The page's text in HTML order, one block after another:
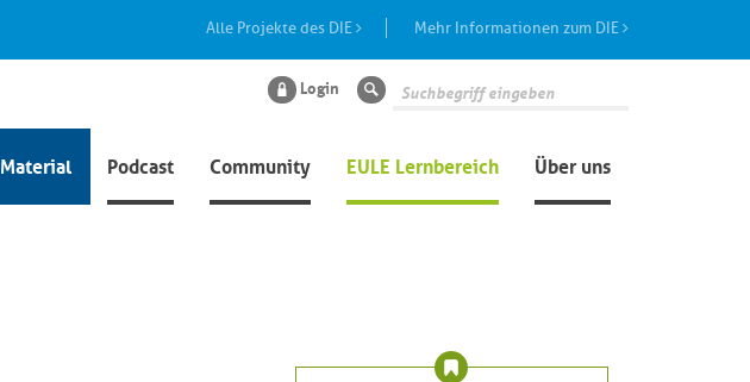
Alle Projekte des DIE Mehr Informationen zum DIE
Material Podcast Community EULE Lernbereich Über uns
Login Suche